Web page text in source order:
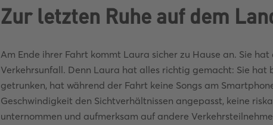
Zur letzten Ruhe auf dem
Am Ende ihrer Fahrt kommt Laura sicher zu Hause an. Sie
Verkehrsunfall. Denn Laura hat alles richtig gemacht: Sie hat
getrunken, hat während der Fahrt keine Songs am
Geschwindigkeit den Sichtverhältnissen angepasst, keine
unternommen und aufmerksam auf andere